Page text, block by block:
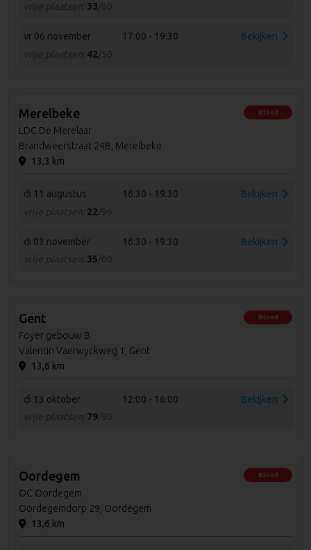
vrije plaatsen: 33/60
vr 06 november
17:00 - 19:30
vrije plaatsen: 42/50
Bekijken
Merelbeke
LDC De Merelaar
Brandweerstraat 24B, Merelbeke
13,3 km
Bloed
di 11 augustus
16:30 - 19:30
vrije plaatsen: 22/96
Bekijken
di 03 november
16:30 - 19:30
vrije plaatsen: 35/60
Bekijken
Gent
Foyer gebouw B
Valentin Vaerwyckweg 1, Gent
13,6 km
Bloed
di 13 oktober
12:00 - 16:00
vrije plaatsen: 79/80
Bekijken
Oordegem
OC Oordegem
Oordegemdorp 29, Oordegem
13,6 km
Bloed